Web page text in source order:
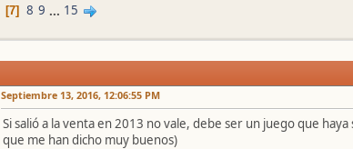
7 8 9 ... 15
Septiembre 13, 2016, 12:06:55 PM
Si salió a la venta en 2013 no vale, debe ser un juego que
que me han dicho muy buenos)